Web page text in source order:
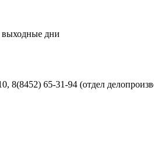
выходные дни
8(8452) 65-31-94 (отдел